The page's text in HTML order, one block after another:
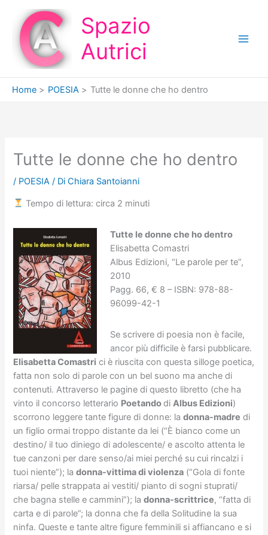
contenuto
Spazio
Autrici
Home POESIA Tutte le donne che ho dentro
Tutte le donne che ho dentro
/ POESIA / DiChiara Santoianni
Tempo di lettura: circa 2 minuti
Tutte le donne che ho dentro
Elisabetta Comastri
Albus Edizioni, “Le parole per te”,
2010
Pagg. 66, € 8 – ISBN: 978-88-
96099-42-1
Se scrivere di poesia non è facile,
ancor più difficile è farsi pubblicare.
Elisabetta Comastri ci è riuscita con questa silloge poetica,
fatta non solo di parole con un bel suono ma anche di
contenuti. Attraverso le pagine di questo libretto (che ha
vinto il concorso letterario PoetandodiAlbus Edizioni)
scorrono leggere tante figure di donne: ladonna-madre di
un figlio ormai troppo distante da lei (“È bianco come un
destino/ il tuo diniego di adolescente/ e ascolto attenta le
tue canzoni per dare senso/ai miei perché su cui rincalzi i
tuoi niente”); ladonna-vittima di violenza (“Gola di fonte
riarsa/ pelle strappata ai vestiti/ pianto di sogni stuprati/
che bagna stelle e cammini”); ladonna-scrittrice, “fatta di
carta e di parole”; la donna che fa della Solitudine la sua
ninfa. Queste e tante altre figure femminili si affiancano e si